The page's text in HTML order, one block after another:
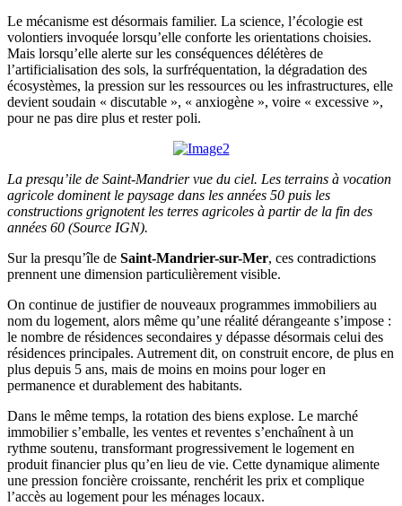
Le mécanisme est désormais familier. La science, l’écologie est
volontiers invoquée lorsqu’elle conforte les orientations choisies.
Mais lorsqu’elle alerte sur les conséquences délétères de
l’artificialisation des sols, la surfréquentation, la dégradation des
écosystèmes, la pression sur les ressources ou les infrastructures, elle
devient soudain « discutable », « anxiogène », voire « excessive »,
pour ne pas dire plus et rester poli.
La presqu’ile de Saint-Mandrier vue du ciel. Les terrains à vocation
agricole dominent le paysage dans les années 50 puis les
constructions grignotent les terres agricoles à partir de la fin des
années 60 (Source IGN).
Sur la presqu’île de Saint-Mandrier-sur-Mer, ces contradictions
prennent une dimension particulièrement visible.
On continue de justifier de nouveaux programmes immobiliers au
nom du logement, alors même qu’une réalité dérangeante s’impose :
le nombre de résidences secondaires y dépasse désormais celui des
résidences principales. Autrement dit, on construit encore, de plus en
plus depuis 5 ans, mais de moins en moins pour loger en
permanence et durablement des habitants.
Dans le même temps, la rotation des biens explose. Le marché
immobilier s’emballe, les ventes et reventes s’enchaînent à un
rythme soutenu, transformant progressivement le logement en
produit financier plus qu’en lieu de vie. Cette dynamique alimente
une pression foncière croissante, renchérit les prix et complique
l’accès au logement pour les ménages locaux.